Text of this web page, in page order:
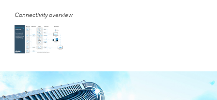
Connectivity overview